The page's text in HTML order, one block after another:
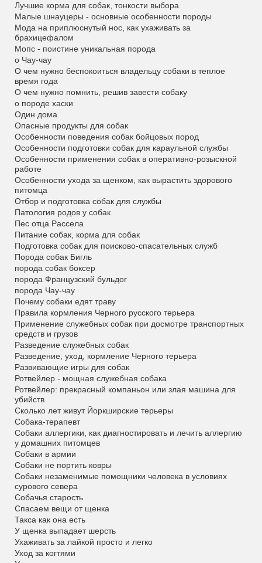
Лучшие корма для собак, тонкости выбора
Малые шнауцеры - основные особенности породы
Мода на приплюснутый нос, как ухаживать за
брахицефалом
Мопс - поистине уникальная порода
о Чау-чау
О чем нужно беспокоиться владельцу собаки в теплое
время года
О чем нужно помнить, решив завести собаку
о породе хаски
Один дома
Опасные продукты для собак
Особенности поведения собак бойцовых пород
Особенности подготовки собак для караульной службы
Особенности применения собак в оперативно-розыскной
работе
Особенности ухода за щенком, как вырастить здорового
питомца
Отбор и подготовка собак для службы
Патология родов у собак
Пес отца Рассела
Питание собак, корма для собак
Подготовка собак для поисково-спасательных служб
Порода собак Бигль
порода собак боксер
порода Французский бульдог
порода Чау-чау
Почему собаки едят траву
Правила кормления Черного русского терьера
Применение служебных собак при досмотре транспортных
средств и грузов
Разведение служебных собак
Разведение, уход, кормление Черного терьера
Развивающие игры для собак
Ротвейлер - мощная служебная собака
Ротвейлер: прекрасный компаньон или злая машина для
убийств
Сколько лет живут Йоркширские терьеры
Собака-терапевт
Собаки аллергики, как диагностировать и лечить аллергию
у домашних питомцев
Собаки в армии
Собаки не портить ковры
Собаки незаменимые помощники человека в условиях
сурового севера
Собачья старость
Спасаем вещи от щенка
Такса как она есть
У щенка выпадает шерсть
Ухаживать за лайкой просто и легко
Уход за когтями